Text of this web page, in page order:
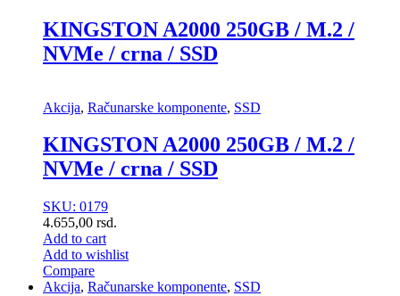
KINGSTON A2000 250GB / M.2 /
NVMe / crna / SSD
Akcija, Računarske komponente, SSD
KINGSTON A2000 250GB / M.2 /
NVMe / crna / SSD
SKU: 0179
4.655,00 rsd.
Add to cart
Add to wishlist
Compare
Akcija, Računarske komponente, SSD